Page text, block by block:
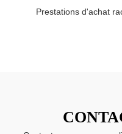
Prestations d'achat